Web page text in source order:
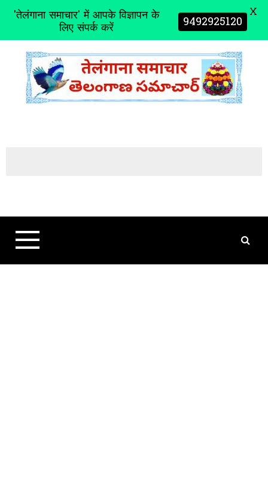
t
'तेलंगाना समाचार' में आपके विज्ञापन के
लिए संपर्क करें 9492925120 X